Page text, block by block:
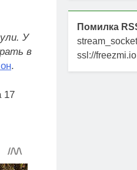
У
в
.
17
Помилка
ssl://